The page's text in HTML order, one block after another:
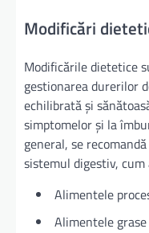
Modificări
Modificările dietetice
gestionarea durerilor
echilibrată și
simptomelor și la
general, se
sistemul digestiv, cum
Alimentele
Alimentele